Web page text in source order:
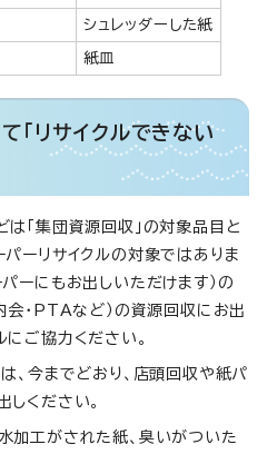
シュレッダーした紙
紙皿
「リサイクルできない
は「集団資源回収」の対象品目と
パーリサイクルの対象ではありま
パーにもお出しいただけます）の
会・PTAなど）の資源回収にお出
にご協力ください。
は、今までどおり、店頭回収や紙パ
しください。
加工がされた紙、臭いがついた